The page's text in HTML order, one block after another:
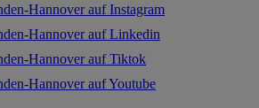
Hannover auf Instagram
Hannover auf Linkedin
Hannover auf Tiktok
Hannover auf Youtube